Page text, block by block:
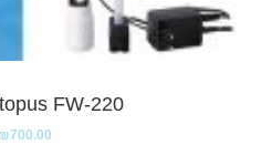
FW-220
₪700.00